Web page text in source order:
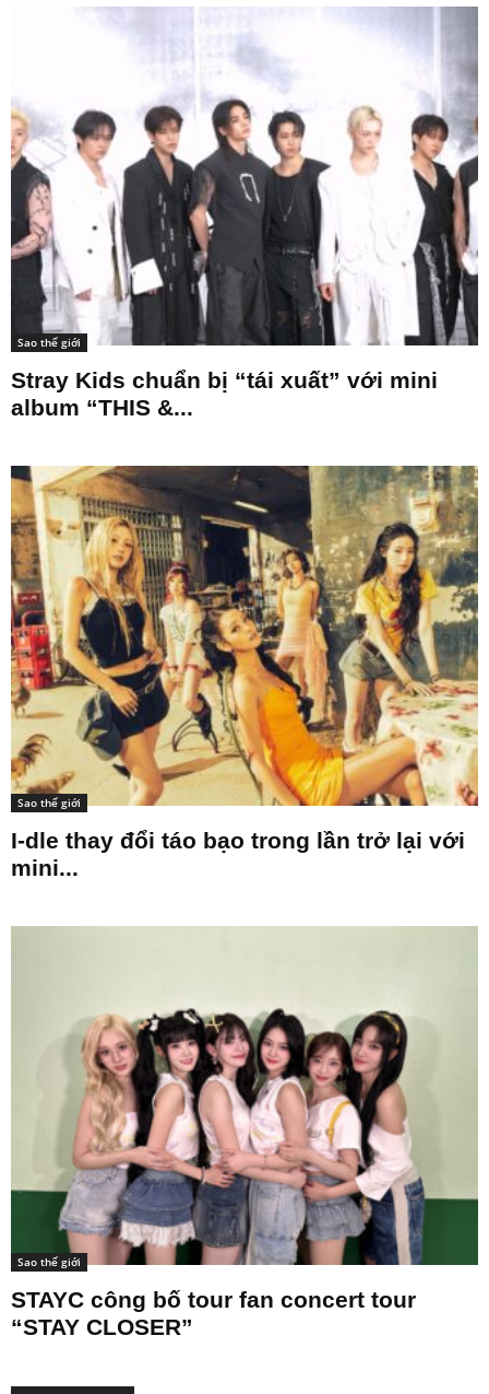
Sao thế giới
Stray Kids chuẩn bị “tái xuất” với mini
album “THIS &...
Sao thế giới
I-dle thay đổi táo bạo trong lần trở lại với
mini...
Sao thế giới
STAYC công bố tour fan concert tour
“STAY CLOSER”